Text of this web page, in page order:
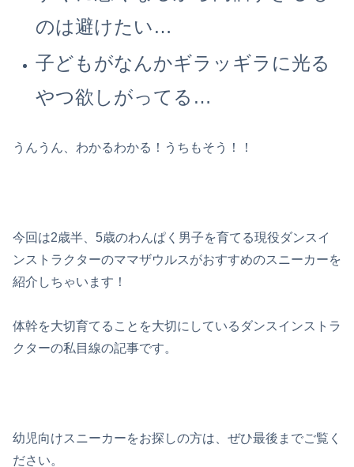
のは避けたい…
子どもがなんかギラッギラに光る
やつ欲しがってる…
うんうん、わかるわかる！うちもそう！！
今回は2歳半、5歳のわんぱく男子を育てる現役ダンスイ
ンストラクターのママザウルスがおすすめのスニーカーを
紹介しちゃいます！
体幹を大切育てることを大切にしているダンスインストラ
クターの私目線の記事です。
幼児向けスニーカーをお探しの方は、ぜひ最後までご覧く
ださい。